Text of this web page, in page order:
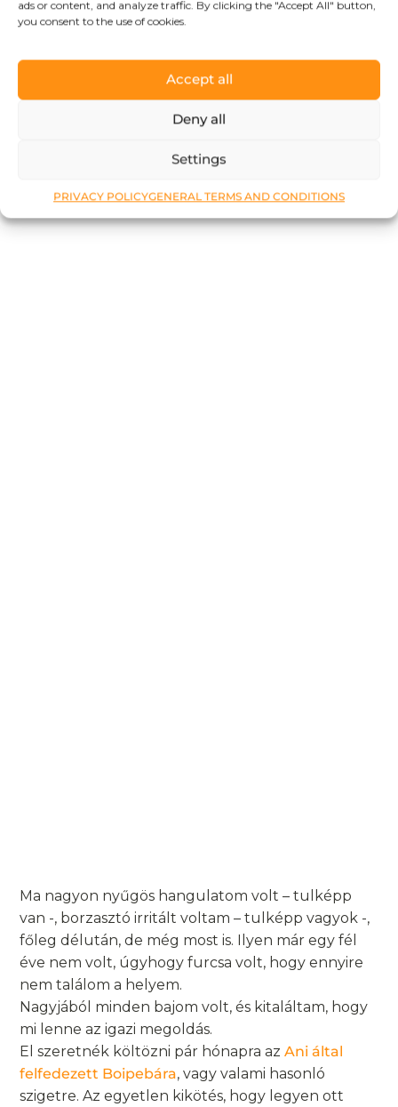
ads or content, and analyze traffic. By clicking the "Accept All" button,
you consent to the use of cookies.
Accept all
Deny all
Settings
PRIVACY POLICYGENERAL TERMS AND CONDITIONS
Ma nagyon nyűgös hangulatom volt – tulképp
van -, borzasztó irritált voltam – tulképp vagyok -,
főleg délután, de még most is. Ilyen már egy fél
éve nem volt, úgyhogy furcsa volt, hogy ennyire
nem találom a helyem.
Nagyjából minden bajom volt, és kitaláltam, hogy
mi lenne az igazi megoldás.
El szeretnék költözni pár hónapra azAni által
felfedezett Boipebára, vagy valami hasonló
szigetre. Az egyetlen kikötés, hogy legyen ott